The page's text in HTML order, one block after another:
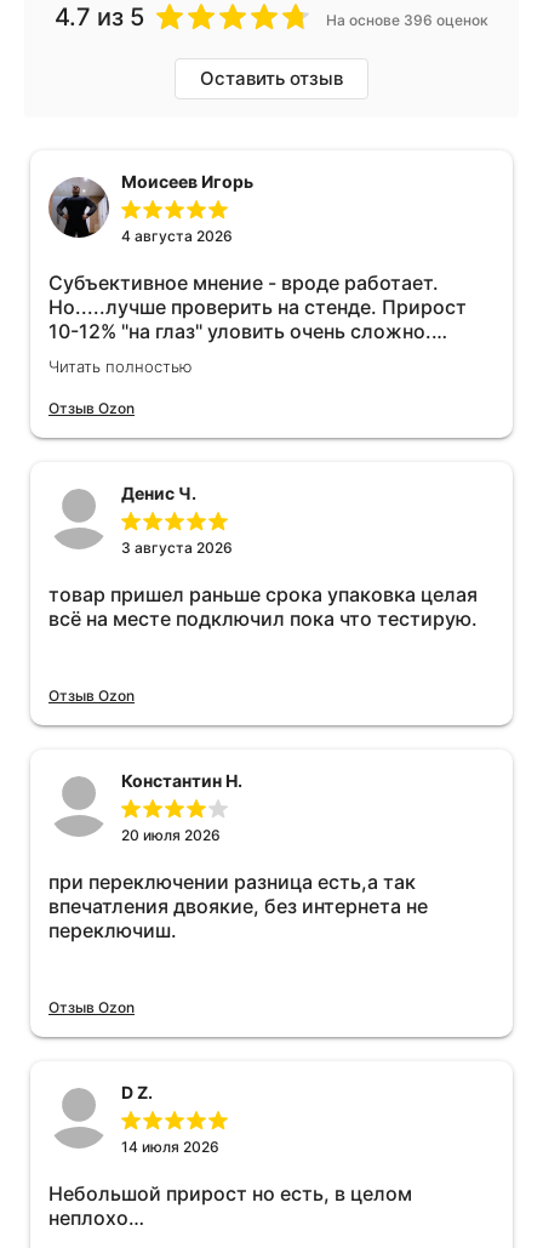
4.7 из 5 На основе 396 оценок
Оставить отзыв
Моисеев Игорь
4 августа 2026
Субъективное мнение - вроде работает.
Но.....лучше проверить на стенде. Прирост
10-12% "на глаз" уловить очень сложно.
Покатаюсь, потом отключу и посмотрю, что
будет 😁.
Читать полностью
Отзыв Ozon
Денис Ч.
3 августа 2026
товар пришел раньше срока упаковка целая
всё на месте подключил пока что тестирую.
Отзыв Ozon
Константин Н.
20 июля 2026
при переключении разница есть,а так
впечатления двоякие, без интернета не
переключиш.
Отзыв Ozon
D Z.
14 июля 2026
Небольшой прирост но есть, в целом
неплохо…